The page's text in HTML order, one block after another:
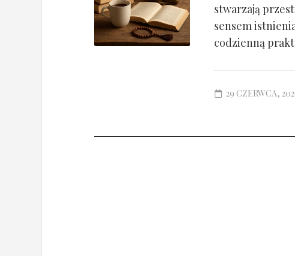
stwarzają
sensem
codzienną
29 CZERWCA,